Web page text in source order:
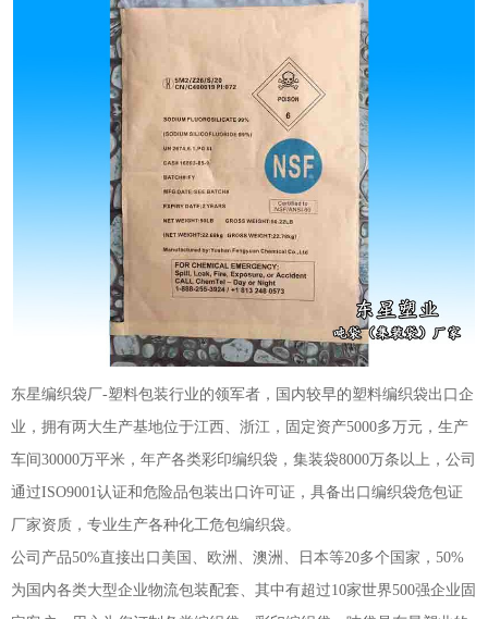
东星编织袋厂-塑料包装行业的领军者，国内较早的塑料编织袋出口企
业，拥有两大生产基地位于江西、浙江，固定资产5000多万元，生产
车间30000万平米，年产各类彩印编织袋，集装袋8000万条以上，公司
通过ISO9001认证和危险品包装出口许可证，具备出口编织袋危包证
厂家资质，专业生产各种化工危包编织袋。
公司产品50%直接出口美国、欧洲、澳洲、日本等20多个国家，50%
为国内各类大型企业物流包装配套、其中有超过10家世界500强企业固